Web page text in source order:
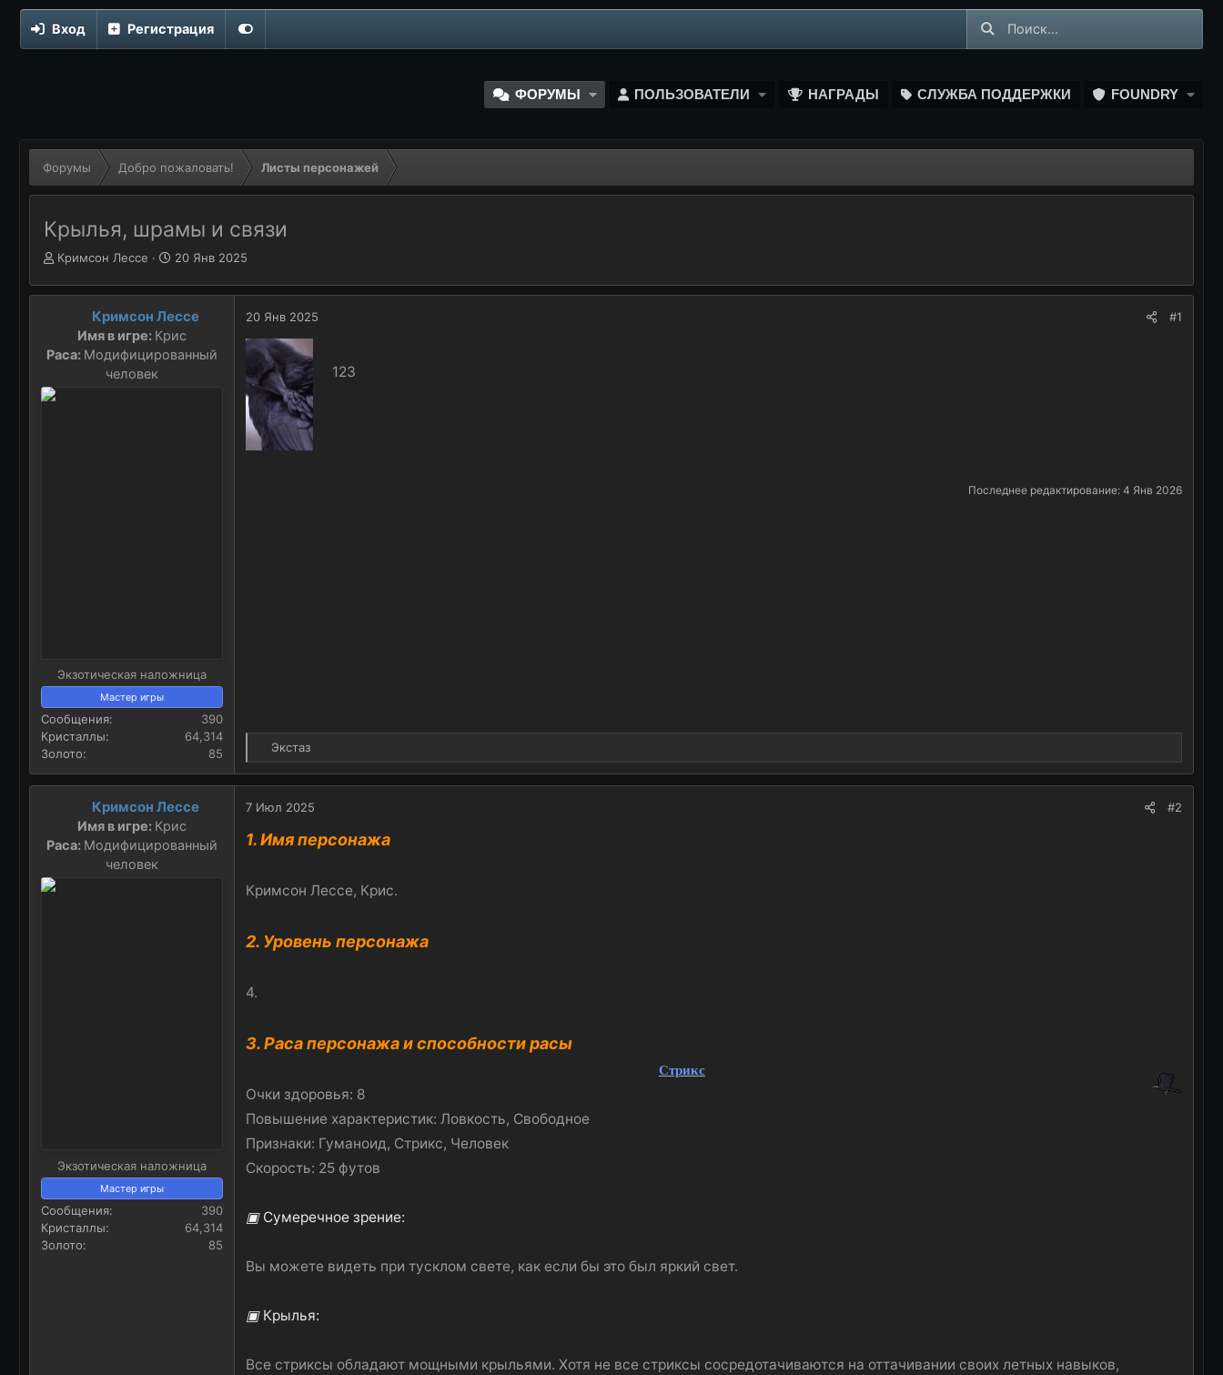
Вход Регистрация
ФОРУМЫ ПОЛЬЗОВАТЕЛИ НАГРАДЫ СЛУЖБА ПОДДЕРЖКИ FOUNDRY
Форумы Добро пожаловать! Листы персонажей
Крылья, шрамы и связи
Автор темы
А
е
Кримсон Лессе Дата начала
Д
н
а
ч
20 Янв 2025
Кримсон Лессе
Имя в игре: Крис
Раса: Модифицированный
человек
Экзотическая наложница
Мастер игры
Сообщения
390
Кристаллы
64,314
Золото
85
20 Янв 2025 #1
123
Последнее редактирование: 4 Янв 2026
Р
е
ц
и
и
Экстаз
Кримсон Лессе
Имя в игре: Крис
Раса: Модифицированный
человек
Экзотическая наложница
Мастер игры
Сообщения
390
Кристаллы
64,314
Золото
85
7 Июл 2025 #2
1. Имя персонажа
Кримсон Лессе, Крис.
2. Уровень персонажа
4.
3. Раса персонажа и способности расы
Стрикс
Очки здоровья: 8
Повышение характеристик: Ловкость, Свободное
Признаки: Гуманоид, Стрикс, Человек
Скорость: 25 футов
▣ Сумеречное зрение:
Вы можете видеть при тусклом свете, как если бы это был яркий свет.
▣ Крылья:
Все стриксы обладают мощными крыльями. Хотя не все стриксы сосредотачиваются на оттачивании своих летных навыков,